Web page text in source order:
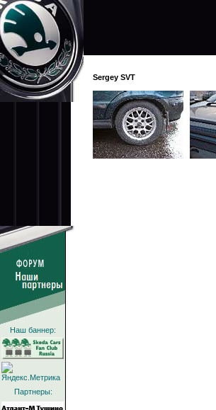
Наш баннер:
Партнеры:
Sergey SVT